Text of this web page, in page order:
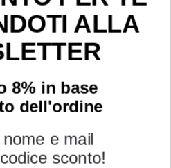
ALLA
8% in base
dell'ordine
e mail
sconto!